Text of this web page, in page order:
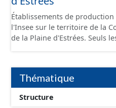
Établissements de production
l'Insee sur le territoire de la
de la Plaine d'Estrées. Seuls les établissements situés à
conformément aux
Économiques. Ce lot ne
terrains à vocation
delà des prescriptions du
Thématique
Structure